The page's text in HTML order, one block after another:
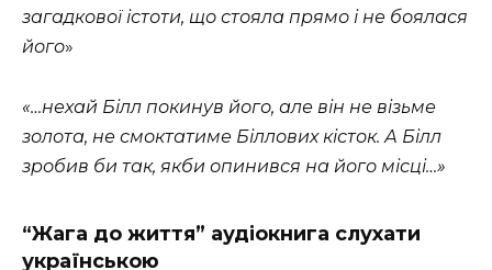
загадкової істоти, що стояла прямо і не боялася
його»
«…нехай Білл покинув його, але він не візьме
золота, не смоктатиме Біллових кісток. А Білл
зробив би так, якби опинився на його місці…»
“Жага до життя” аудіокнига слухати
українською